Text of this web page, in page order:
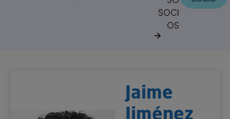
SOCI
OS
Jaime
Jiménez